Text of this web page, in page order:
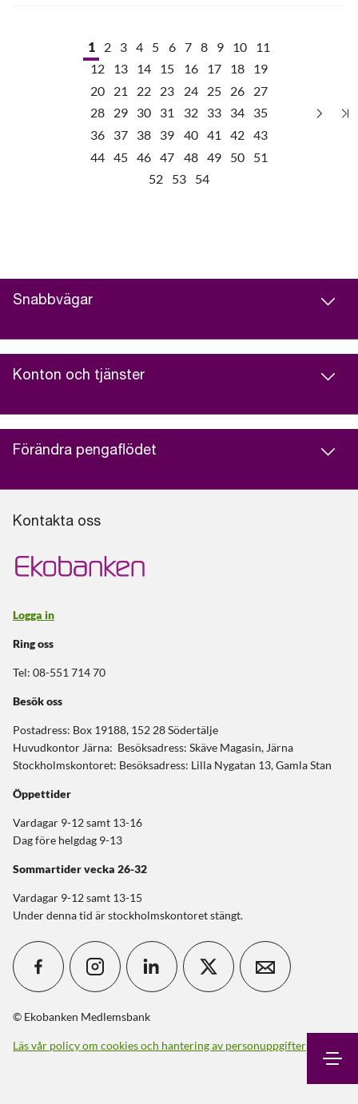
1 2 3 4 5 6 7 8 9 10
11
12
13 14 15 16 17 18
19
20
21 22 23 24 25 26
27
28
29 30 31 32 33 34
35
36
37 38 39 40 41 42 43
44 45 46 47 48 49 50
51
52
53 54
Snabbvägar
Konton och tjänster
Förändra pengaflödet
Kontakta oss
Logga in
Ring oss
Tel: 08-551 714 70
Besök oss
Postadress: Box 19188, 152 28 Södertälje
Huvudkontor Järna: Besöksadress: Skäve Magasin, Järna
Stockholmskontoret: Besöksadress: Lilla Nygatan 13, Gamla Stan
Öppettider
Vardagar 9-12 samt 13-16
Dag före helgdag 9-13
Sommartidervecka 26-32
Vardagar 9-12 samt 13-15
Under denna tid är stockholmskontoret stängt.
© Ekobanken Medlemsbank
Läs vår policy om cookies och hantering av personuppgifter